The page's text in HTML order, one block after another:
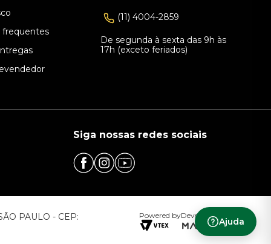
Ajuda
frequentes
(11) 4004-2859
De segunda à sexta das 9h às
17h (exceto feriados)
Siga nossas redes sociais
PAULO - CEP:
Powered byDeveloped by